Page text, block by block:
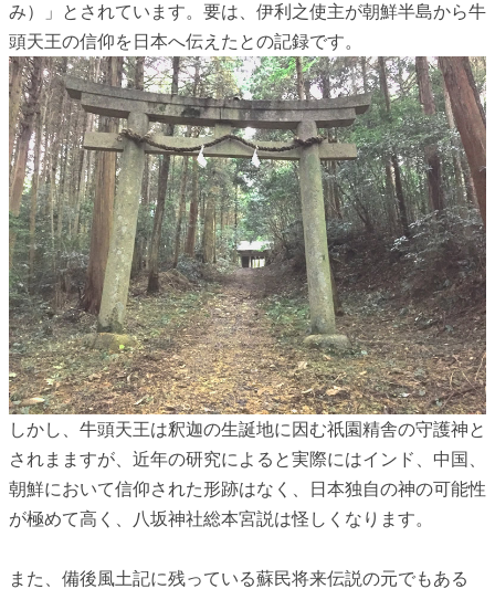
み）」とされています。要は、伊利之使主が朝鮮半島から牛
頭天王の信仰を日本へ伝えたとの記録です。
しかし、牛頭天王は釈迦の生誕地に因む祇園精舎の守護神と
されまますが、近年の研究によると実際にはインド、中国、
朝鮮において信仰された形跡はなく、日本独自の神の可能性
が極めて高く、八坂神社総本宮説は怪しくなります。
また、備後風土記に残っている蘇民将来伝説の元でもある